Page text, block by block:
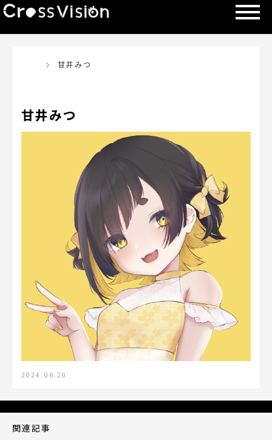
甘井みつ
甘井みつ
2024.06.20
関連記事